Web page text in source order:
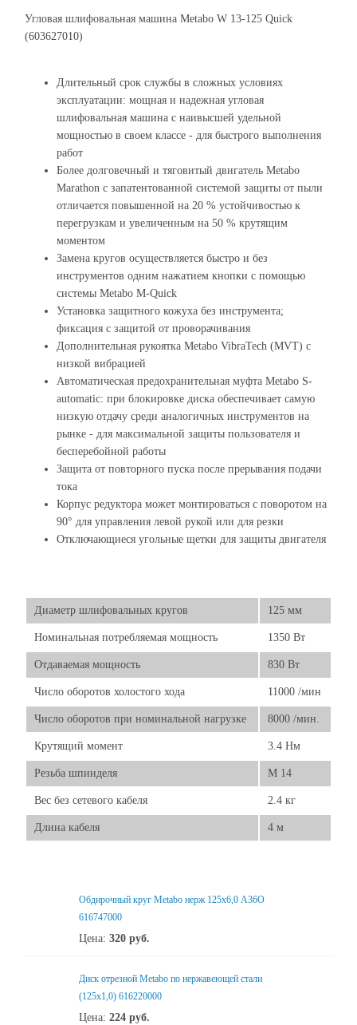
Угловая шлифовальная машина Metabo W 13-125 Quick
(603627010)
Длительный срок службы в сложных условиях
эксплуатации: мощная и надежная угловая
шлифовальная машина с наивысшей удельной
мощностью в своем классе - для быстрого выполнения
работ
Более долговечный и тяговитый двигатель Metabo
Marathon с запатентованной системой защиты от пыли
отличается повышенной на 20 % устойчивостью к
перегрузкам и увеличенным на 50 % крутящим
моментом
Замена кругов осуществляется быстро и без
инструментов одним нажатием кнопки с помощью
системы Metabo M-Quick
Установка защитного кожуха без инструмента;
фиксация с защитой от проворачивания
Дополнительная рукоятка Metabo VibraTech (MVT) с
низкой вибрацией
Автоматическая предохранительная муфта Metabo S-
automatic: при блокировке диска обеспечивает самую
низкую отдачу среди аналогичных инструментов на
рынке - для максимальной защиты пользователя и
бесперебойной работы
Защита от повторного пуска после прерывания подачи
тока
Корпус редуктора может монтироваться с поворотом на
90° для управления левой рукой или для резки
Отключающиеся угольные щетки для защиты двигателя
Диаметр шлифовальных кругов 125 мм
Номинальная потребляемая мощность 1350 Вт
Отдаваемая мощность 830 Вт
Число оборотов холостого хода 11000 /мин
Число оборотов при номинальной нагрузке 8000 /мин.
Крутящий момент 3.4 Нм
Резьба шпинделя M 14
Вес без сетевого кабеля 2.4 кг
Длина кабеля 4 м
Обдирочный круг Metabo нерж 125x6,0 А36О
616747000
Цена: 320 руб.
Диск отрезной Metabo по нержавеющей стали
(125x1,0) 616220000
Цена: 224 руб.